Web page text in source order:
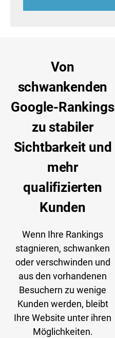
Von
schwankenden
Google-Rankings
zu stabiler
Sichtbarkeit und
mehr
qualifizierten
Kunden
Wenn Ihre Rankings
stagnieren, schwanken
oder verschwinden und
aus den vorhandenen
Besuchern zu wenige
Kunden werden, bleibt
Ihre Website unter ihren
Möglichkeiten.